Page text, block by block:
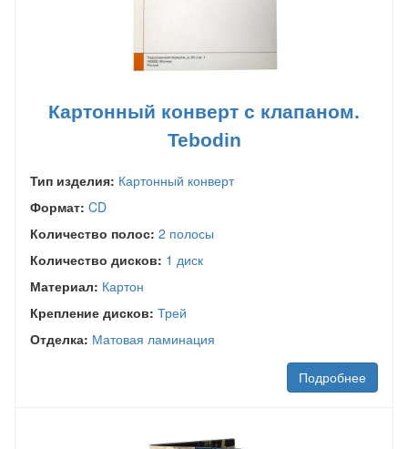
Картонный конверт с клапаном.
Tebodin
Тип изделия: Картонный конверт
Формат: CD
Количество полос: 2 полосы
Количество дисков: 1 диск
Материал: Картон
Крепление дисков: Трей
Отделка: Матовая ламинация
Подробнее